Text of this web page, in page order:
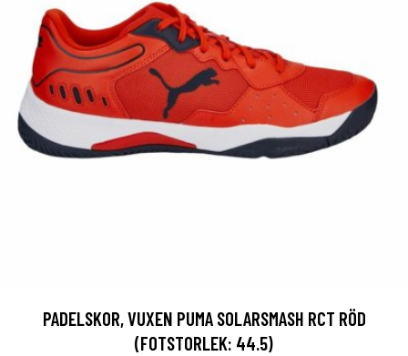
PADELSKOR, VUXEN PUMA SOLARSMASH RCT RÖD
(FOTSTORLEK: 44.5)